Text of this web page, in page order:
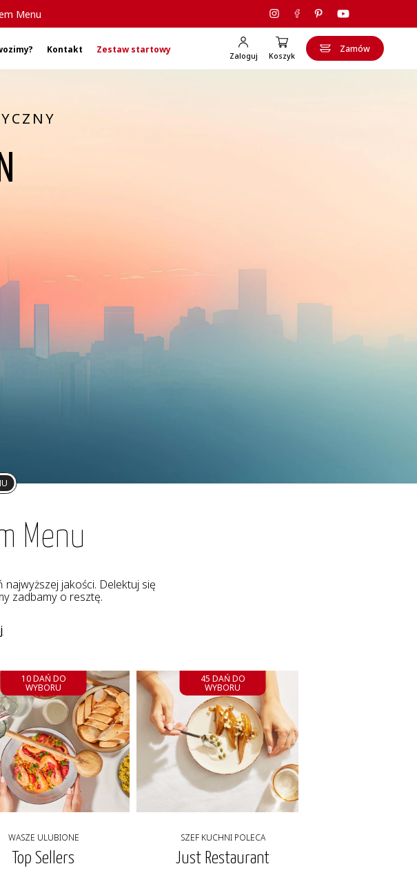
Menu
Kontakt Zestaw startowy
Zaloguj Koszyk
Zamów
Menu
jakości. Delektuj się
zadbamy o resztę.
10 DAŃ DO
WYBORU
WASZE ULUBIONE
Top Sellers
45 DAŃ DO
WYBORU
SZEF KUCHNI POLECA
Just Restaurant